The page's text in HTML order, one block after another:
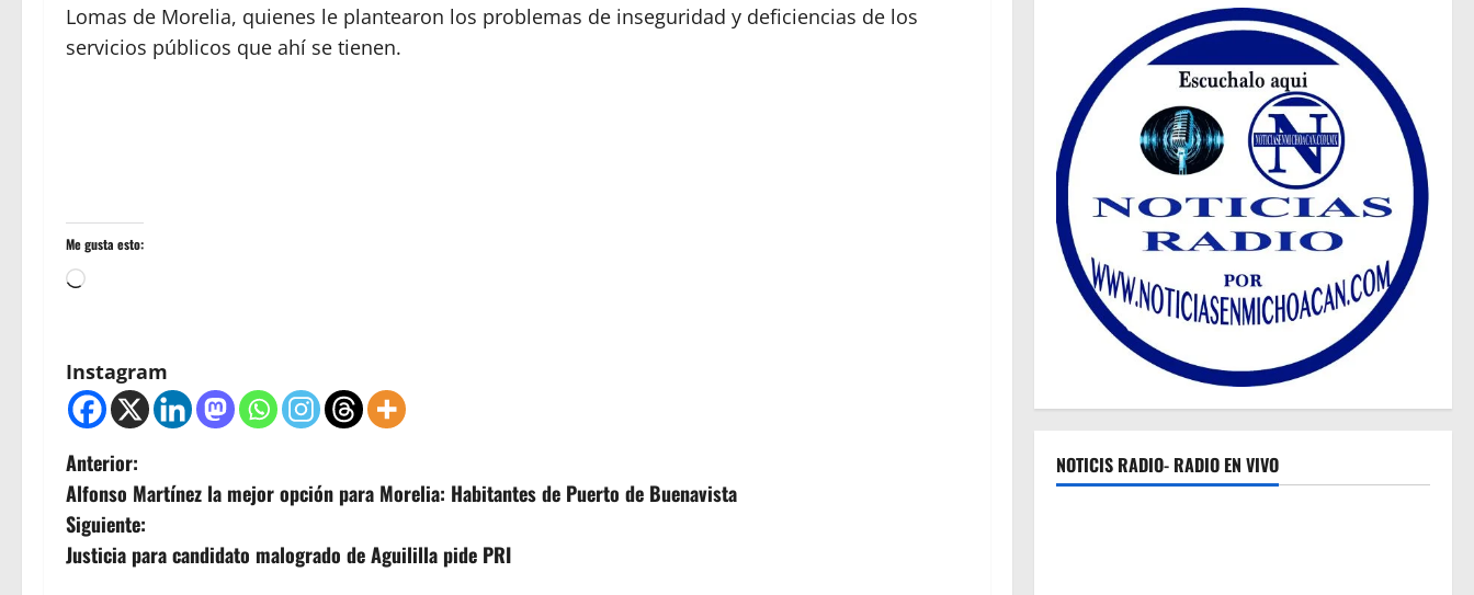
Lomas de Morelia, quienes le plantearon los problemas de inseguridad y deficiencias de los
servicios públicos que ahí se tienen.
Me gusta esto:
Cargando...
Instagram
N
a
v
Anterior:
Alfonso Martínez la mejor opción para Morelia: Habitantes de Puerto de Buenavista
Siguiente:
Justicia para candidato malogrado de Aguililla pide PRI
NOTICIS RADIO- RADIO EN VIVO